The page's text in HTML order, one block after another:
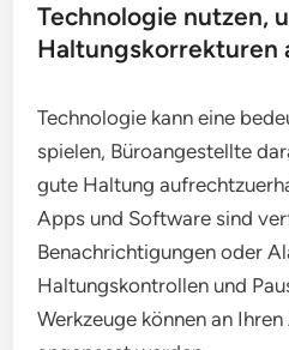
Technologie nutzen,
Haltungskorrekturen
Technologie kann eine
spielen, Büroangestellte
gute Haltung
Apps und Software sind
Benachrichtigungen oder
Haltungskontrollen und
Werkzeuge können an